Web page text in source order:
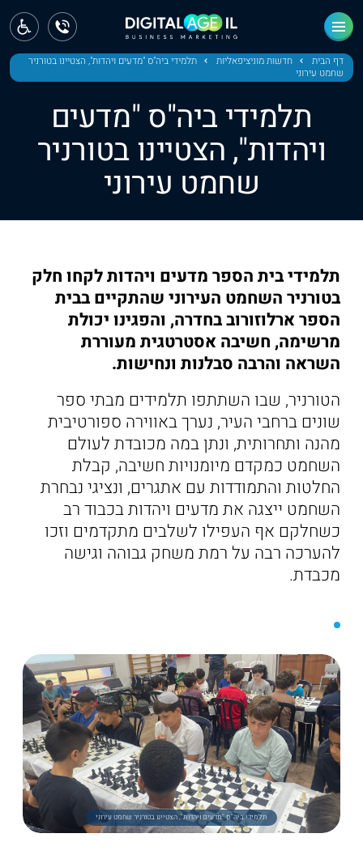
דף הבית חדשות מוניציפאליות
תלמידי ביה"ס "מדעים ויהדות", הצטיינו בטורניר
שחמט עירוני
תלמידי ביה"ס "מדעים
ויהדות", הצטיינו בטורניר
שחמט עירוני
תלמידי בית הספר מדעים ויהדות לקחו חלק
בטורניר השחמט העירוני שהתקיים בבית
הספר ארלוזורוב בחדרה, והפגינו יכולת
מרשימה, חשיבה אסטרטגית מעוררת
השראה והרבה סבלנות ונחישות.
הטורניר, שבו השתתפו תלמידים מבתי ספר
שונים ברחבי העיר, נערך באווירה ספורטיבית
מהנה ותחרותית, ונתן במה מכובדת לעולם
השחמט כמקדם מיומנויות חשיבה, קבלת
החלטות והתמודדות עם אתגרים, ונציגי נבחרת
השחמט ייצגה את מדעים ויהדות בכבוד רב
כשחלקם אף העפילו לשלבים מתקדמים וזכו
להערכה רבה על רמת משחק גבוהה וגישה
מכבדת.
תלמידי ביה"ס "מדעים ויהדות", הצטיינו בטורניר שחמט עירוני
ראשי
חדשות
מחוז חיפה
מחוז מרכז
תל אביב